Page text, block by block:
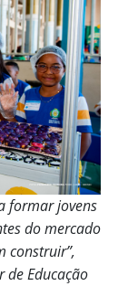
formar jovens
do mercado
construir”,
de Educação